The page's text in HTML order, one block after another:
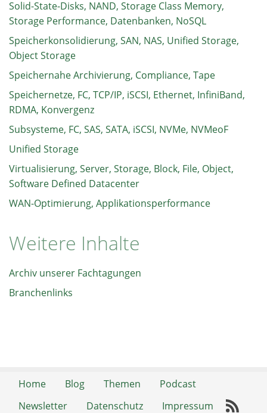
Solid-State-Disks, NAND, Storage Class Memory,
Storage Performance, Datenbanken, NoSQL
Speicherkonsolidierung, SAN, NAS, Unified Storage,
Object Storage
Speichernahe Archivierung, Compliance, Tape
Speichernetze, FC, TCP/IP, iSCSI, Ethernet, InfiniBand,
RDMA, Konvergenz
Subsysteme, FC, SAS, SATA, iSCSI, NVMe, NVMeoF
Unified Storage
Virtualisierung, Server, Storage, Block, File, Object,
Software Defined Datacenter
WAN-Optimierung, Applikationsperformance
Weitere Inhalte
Archiv unserer Fachtagungen
Branchenlinks
Home Blog Themen
Podcast
Newsletter
Datenschutz Impressum